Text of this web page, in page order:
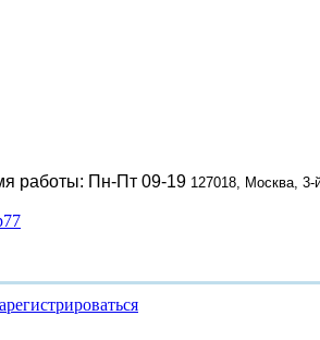
работы: Пн-Пт 09-19 127018, Москва,